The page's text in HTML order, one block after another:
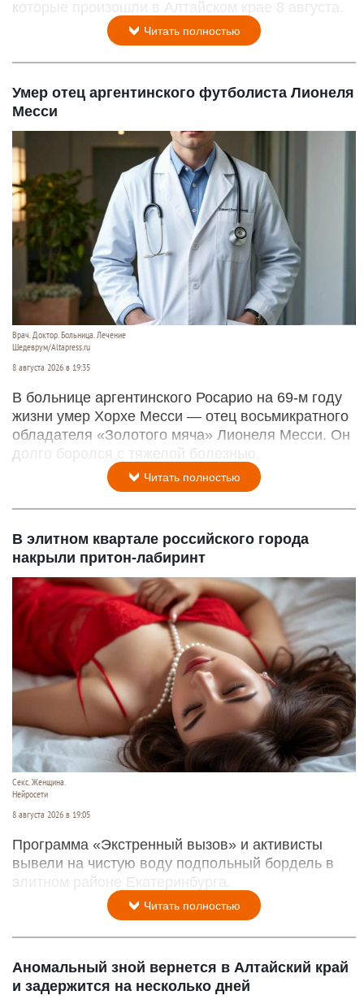
которые произошли в Алтайском крае 8 августа.
Читать полностью
Умер отец аргентинского футболиста Лионеля
Месси
Врач. Доктор. Больница. Лечение
Шедеврум/Altapress.ru
8 августа 2026 в 19:35
В больнице аргентинского Росарио на 69-м году
жизни умер Хорхе Месси — отец восьмикратного
обладателя «Золотого мяча» Лионеля Месси. Он
долго боролся с тяжелой болезнью.
Читать полностью
В элитном квартале российского города
накрыли притон-лабиринт
Секс. Женщина.
Нейросети
8 августа 2026 в 19:05
Программа «Экстренный вызов» и активисты
вывели на чистую воду подпольный бордель в
элитном районе Екатеринбурга.
Читать полностью
Аномальный зной вернется в Алтайский край
и задержится на несколько дней